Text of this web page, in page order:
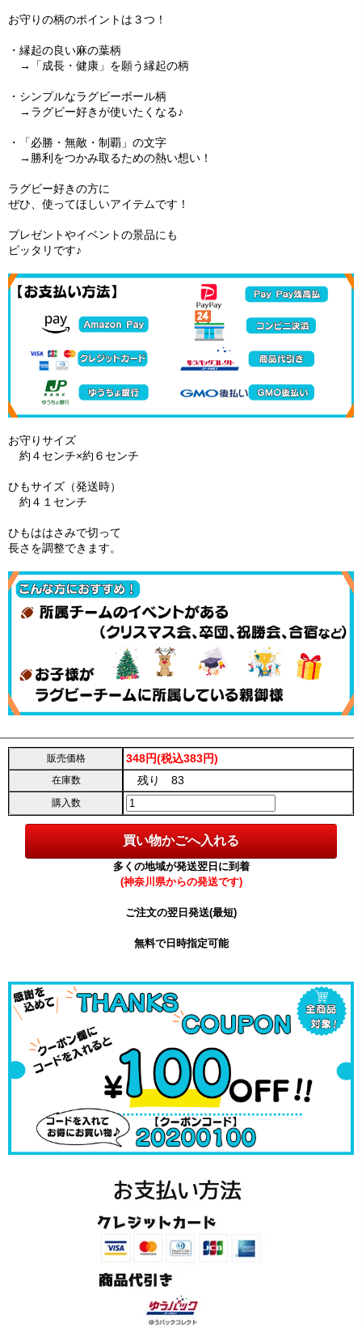
お守りの柄のポイントは３つ！
・縁起の良い麻の葉柄
→「成長・健康」を願う縁起の柄
・シンプルなラグビーボール柄
→ラグビー好きが使いたくなる♪
・「必勝・無敵・制覇」の文字
→勝利をつかみ取るための熱い想い！
ラグビー好きの方に
ぜひ、使ってほしいアイテムです！
プレゼントやイベントの景品にも
ピッタリです♪
お守りサイズ
約４センチ×約６センチ
ひもサイズ（発送時）
約４１センチ
ひもははさみで切って
長さを調整できます。
販売価格 348円(税込383円)
在庫数 残り 83
購入数
多くの地域が発送翌日に到着
(神奈川県からの発送です)
ご注文の翌日発送(最短)
無料で日時指定可能